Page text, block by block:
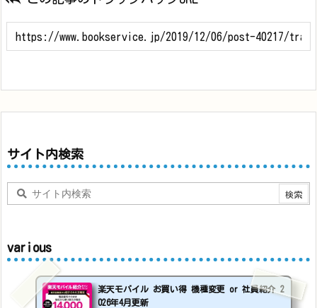
サイト内検索
various
楽天モバイル お買い得 機種変更 or 社員紹介 2
026年4月更新